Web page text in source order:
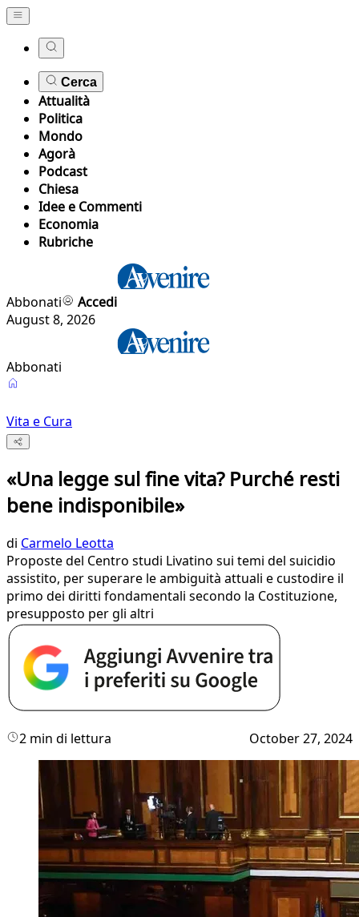
Cerca
Attualità
Politica
Mondo
Agorà
Podcast
Chiesa
Idee e Commenti
Economia
Rubriche
Abbonati
Accedi
August 8, 2026
Abbonati
Vita e Cura
«Una legge sul fine vita? Purché resti
bene indisponibile»
di Carmelo Leotta
Proposte del Centro studi Livatino sui temi del suicidio
assistito, per superare le ambiguità attuali e custodire il
primo dei diritti fondamentali secondo la Costituzione,
presupposto per gli altri
2 min di lettura October 27, 2024